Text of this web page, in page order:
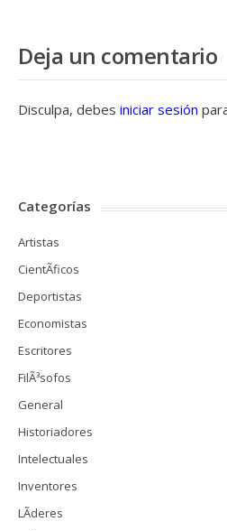
Deja un comentario
Disculpa, debes iniciar sesión
Categorías
Artistas
CientÃ­ficos
Deportistas
Economistas
Escritores
FilÃ³sofos
General
Historiadores
Intelectuales
Inventores
LÃ­deres